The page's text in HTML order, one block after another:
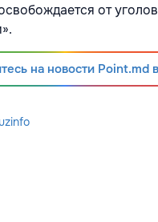
от
на новости Point.md